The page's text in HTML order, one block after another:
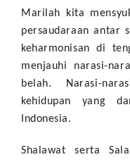
Marilah kita
persaudaraan antar
keharmonisan di
menjauhi narasi-
belah. Narasi-
kehidupan yang
Indonesia.
Shalawat serta